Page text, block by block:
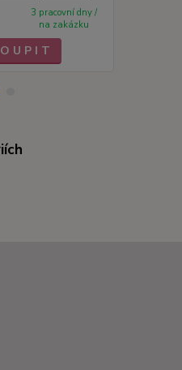
3 pracovní dny /
na zakázku
U P I T